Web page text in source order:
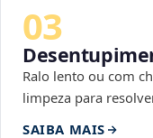
03
Ralo lento ou com
limpeza para
SAIBA MAIS